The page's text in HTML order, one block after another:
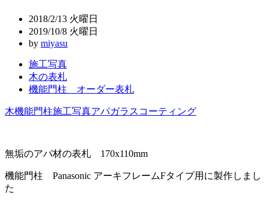
ン
2018/2/13 火曜日
2019/10/8 火曜日
by miyasu
施工写真
木の表札
機能門柱 オーダー表札
木機能門柱施工写真アパガラスコーティング
無垢のアパ材の表札 170x110mm
機能門柱 Panasonic アーキフレームFタイプ用に製作しまし
た